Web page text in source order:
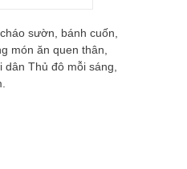
sườn, bánh cuốn,
món ăn quen thân,
Thủ đô mỗi sáng,